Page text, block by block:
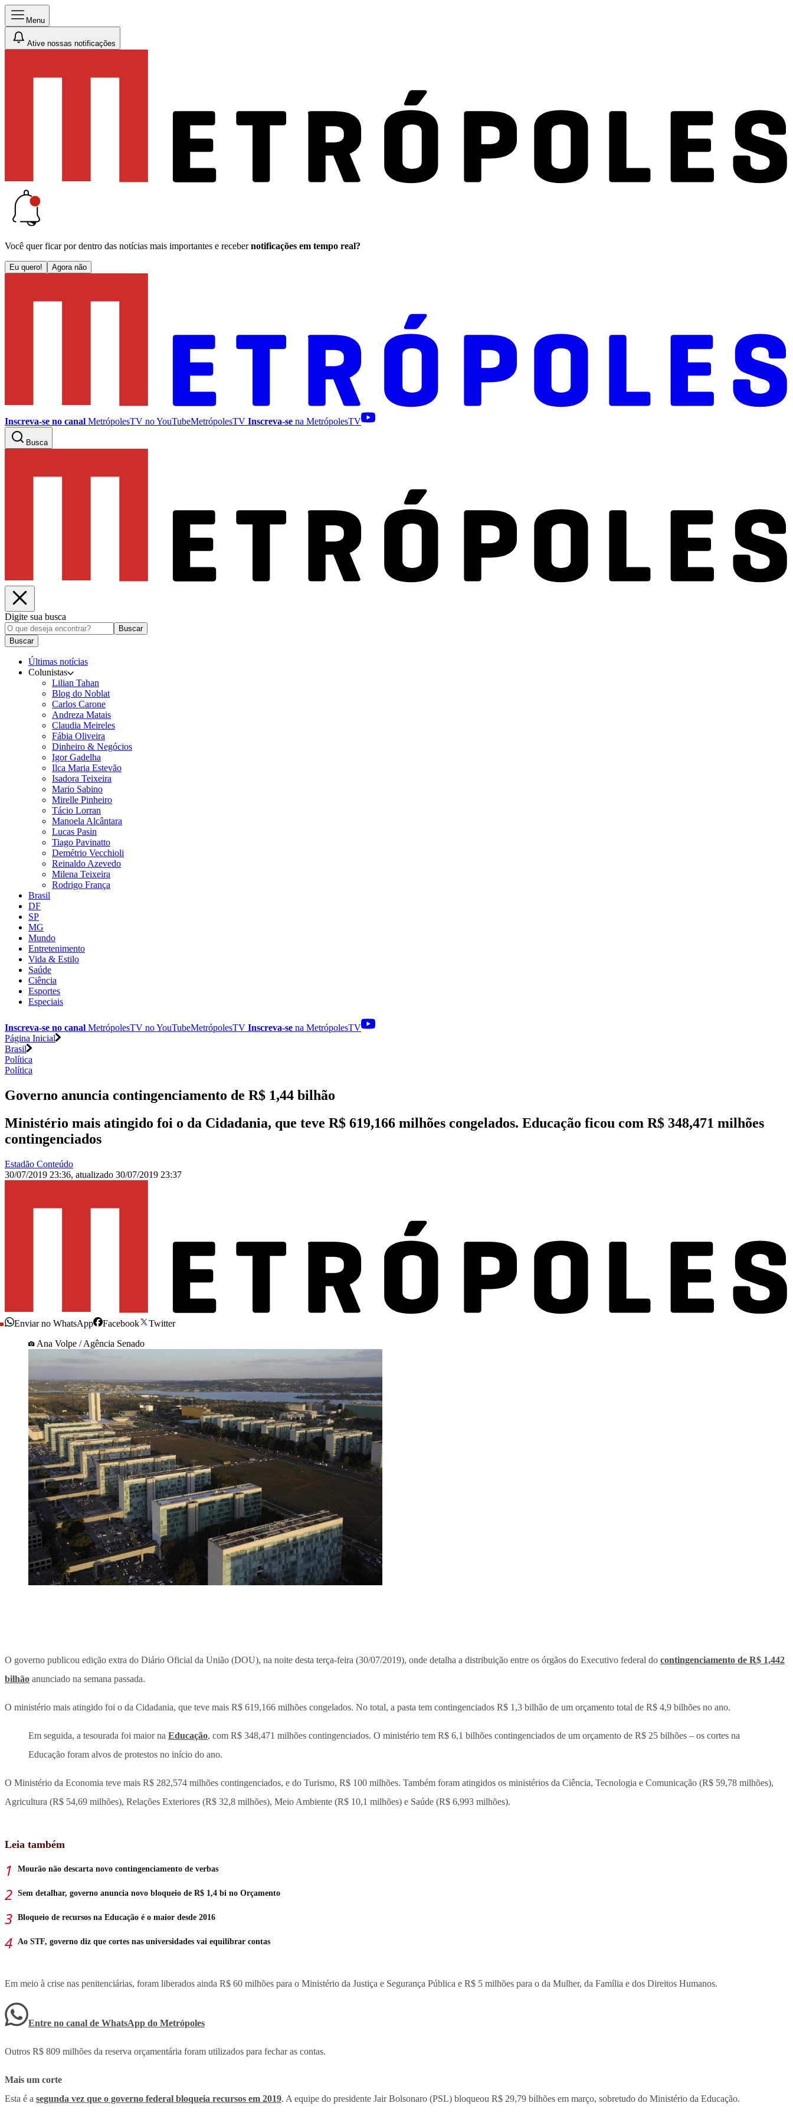
Menu
Ative nossas notificações
Você quer ficar por dentro das notícias mais importantes e receber notificações em tempo real?
Eu quero! Agora não
Inscreva-se no canal MetrópolesTV noYouTubeMetrópolesTV Inscreva-se na MetrópolesTV
Busca
Digite sua busca
Buscar
Buscar
Últimas notícias
Colunistas
Lilian Tahan
Blog do Noblat
Carlos Carone
Andreza Matais
Claudia Meireles
Fábia Oliveira
Dinheiro & Negócios
Igor Gadelha
Ilca Maria Estevão
Isadora Teixeira
Mario Sabino
Mirelle Pinheiro
Tácio Lorran
Manoela Alcântara
Lucas Pasin
Tiago Pavinatto
Demétrio Vecchioli
Reinaldo Azevedo
Milena Teixeira
Rodrigo França
Brasil
DF
SP
MG
Mundo
Entretenimento
Vida & Estilo
Saúde
Ciência
Esportes
Especiais
Inscreva-se no canal MetrópolesTV noYouTubeMetrópolesTV Inscreva-se na MetrópolesTV
Página Inicial
Brasil
Política
Política
Governo anuncia contingenciamento de R$ 1,44 bilhão
Ministério mais atingido foi o da Cidadania, que teve R$ 619,166 milhões congelados. Educação ficou com R$ 348,471 milhões
contingenciados
Estadão Conteúdo
30/07/2019 23:36, atualizado 30/07/2019 23:37
Enviar no WhatsApp Facebook
Twitter
Ana Volpe / Agência Senado
O governo publicou edição extra do Diário Oficial da União (DOU), na noite desta terça-feira (30/07/2019), onde detalha a distribuição entre os órgãos do Executivo federal do contingenciamento de R$ 1,442
bilhão anunciado na semana passada.
O ministério mais atingido foi o da Cidadania, que teve mais R$ 619,166 milhões congelados. No total, a pasta tem contingenciados R$ 1,3 bilhão de um orçamento total de R$ 4,9 bilhões no ano.
Em seguida, a tesourada foi maior na Educação, com R$ 348,471 milhões contingenciados. O ministério tem R$ 6,1 bilhões contingenciados de um orçamento de R$ 25 bilhões – os cortes na
Educação foram alvos de protestos no início do ano.
O Ministério da Economia teve mais R$ 282,574 milhões contingenciados, e do Turismo, R$ 100 milhões. Também foram atingidos os ministérios da Ciência, Tecnologia e Comunicação (R$ 59,78 milhões),
Agricultura (R$ 54,69 milhões), Relações Exteriores (R$ 32,8 milhões), Meio Ambiente (R$ 10,1 milhões) e Saúde (R$ 6,993 milhões).
Leia também
Mourão não descarta novo contingenciamento de verbas
Sem detalhar, governo anuncia novo bloqueio de R$ 1,4 bi no Orçamento
Bloqueio de recursos na Educação é o maior desde 2016
Ao STF, governo diz que cortes nas universidades vai equilibrar contas
Em meio à crise nas penitenciárias, foram liberados ainda R$ 60 milhões para o Ministério da Justiça e Segurança Pública e R$ 5 milhões para o da Mulher, da Família e dos Direitos Humanos.
Entre no canal de WhatsApp do Metrópoles
Outros R$ 809 milhões da reserva orçamentária foram utilizados para fechar as contas.
Mais um corte
Esta é a segunda vez que o governo federal bloqueia recursos em 2019. A equipe do presidente Jair Bolsonaro (PSL) bloqueou R$ 29,79 bilhões em março, sobretudo do Ministério da Educação.